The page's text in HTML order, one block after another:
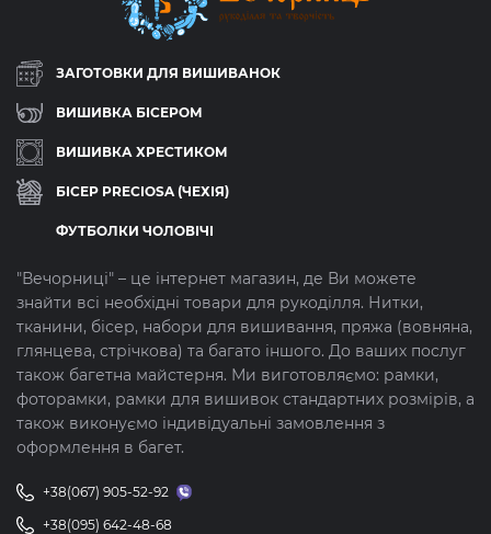
ЗАГОТОВКИ ДЛЯ ВИШИВАНОК
ВИШИВКА БІСЕРОМ
ВИШИВКА ХРЕСТИКОМ
БІСЕР PRECIOSA (ЧЕХІЯ)
ФУТБОЛКИ ЧОЛОВІЧІ
"Вечорниці" – це інтернет магазин, де Ви можете
знайти всі необхідні товари для рукоділля. Нитки,
тканини, бісер, набори для вишивання, пряжа (вовняна,
глянцева, стрічкова) та багато іншого. До ваших послуг
також багетна майстерня. Ми виготовляємо: рамки,
фоторамки, рамки для вишивок стандартних розмірів, а
також виконуємо індивідуальні замовлення з
оформлення в багет.
+38(067) 905-52-92
+38(095) 642-48-68